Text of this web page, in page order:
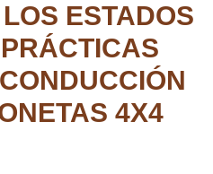
ESTADOS
4X4